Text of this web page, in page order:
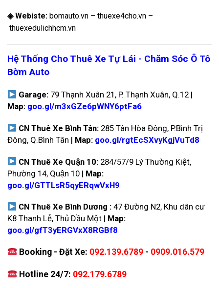
◈ Webiste: bomauto.vn – thuexe4cho.vn –
thuexedulichhcm.vn
Hệ Thống Cho Thuê Xe Tự Lái - Chăm Sóc Ô Tô
Bờm Auto
Garage: 79 Thạnh Xuân 21, P. Thạnh Xuân, Q.12 |
Map: goo.gl/m3xGZe6pWNY6ptFa6
CN Thuê Xe Bình Tân: 285 Tân Hòa Đông, P.Bình Trị
Đông, Q.Bình Tân | Map: goo.gl/rgtEcSXvyKgjVuTd8
CN Thuê Xe Quận 10: 284/57/9 Lý Thường Kiệt,
Phường 14, Quận 10 | Map:
goo.gl/GTTLsR5qyERqwVxH9
CN Thuê Xe Bình Dương :47 Đường N2, Khu dân cư
K8 Thanh Lễ, Thủ Dầu Một | Map:
goo.gl/gfT3yERGVxX8RGBf8
Booking - Đặt Xe: 092.139.6789 - 0909.016.579
Hotline 24/7: 092.179.6789